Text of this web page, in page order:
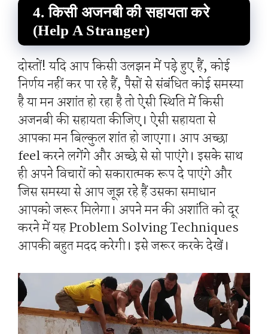
4. किसी अजनबी की सहायता करे
(Help A Stranger)
दोस्तों! यदि आप किसी उलझन में पड़े हुए हैं, कोई
निर्णय नहीं कर पा रहे हैं, पैसों से संबंधित कोई समस्या
है या मन अशांत हो रहा है तो ऐसी स्थिति में किसी
अजनबी की सहायता कीजिए। ऐसी सहायता से
आपका मन बिल्कुल शांत हो जाएगा। आप अच्छा
feel करने लगेंगे और अच्छे से सो पाएंगे। इसके साथ
ही अपने विचारों को सकारात्मक रूप दे पाएंगे और
जिस समस्या से आप जूझ रहे हैं उसका समाधान
आपको जरूर मिलेगा। अपने मन की अशांति को दूर
करने में यह Problem Solving Techniques
आपकी बहुत मदद करेगी। इसे जरूर करके देखें।